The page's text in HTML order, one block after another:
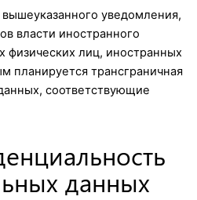
уведомления,
власти иностранного
физических лиц, иностранных
планируется трансграничная
соответствующие
данных